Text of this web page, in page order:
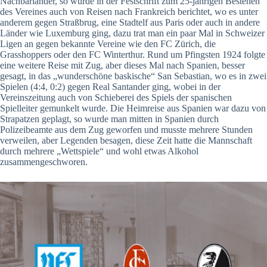
des Vereines auch von Reisen nach Frankreich berichtet, wo es unter
anderem gegen Straßbrug, eine Stadtelf aus Paris oder auch in andere
Länder wie Luxemburg ging, dazu trat man ein paar Mal in Schweizer
Ligen an gegen bekannte Vereine wie den FC Zürich, die
Grasshoppers oder den FC Winterthur. Rund um Pfingsten 1924 folgte
eine weitere Reise mit Zug, aber dieses Mal nach Spanien, besser
gesagt, in das „wunderschöne baskische“ San Sebastian, wo es in zwei
Spielen (4:4, 0:2) gegen Real Santander ging, wobei in der
Vereinszeitung auch von Schieberei des Spiels der spanischen
Spielleiter gemunkelt wurde. Die Heimreise aus Spanien war dazu von
Strapatzen geplagt, so wurde man mitten in Spanien durch
Polizeibeamte aus dem Zug geworfen und musste mehrere Stunden
verweilen, aber Legenden besagen, diese Zeit hatte die Mannschaft
durch mehrere „Wettspiele“ und wohl etwas Alkohol
zusammengeschworen.